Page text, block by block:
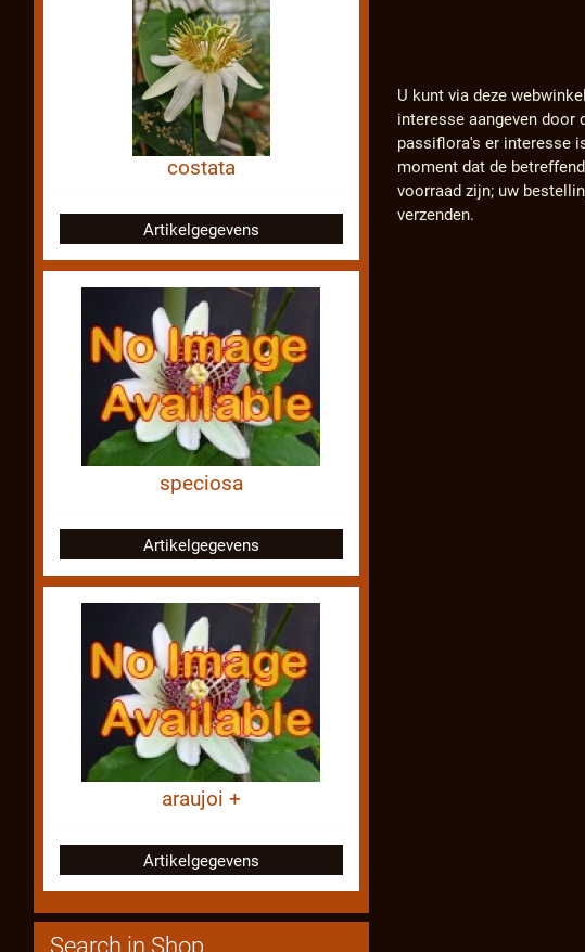
U kunt via deze
interesse aangeven door
passiflora's er interesse
moment dat de
voorraad zijn; uw
verzenden.
costata
Artikelgegevens
speciosa
Artikelgegevens
araujoi +
Artikelgegevens
Search in Shop